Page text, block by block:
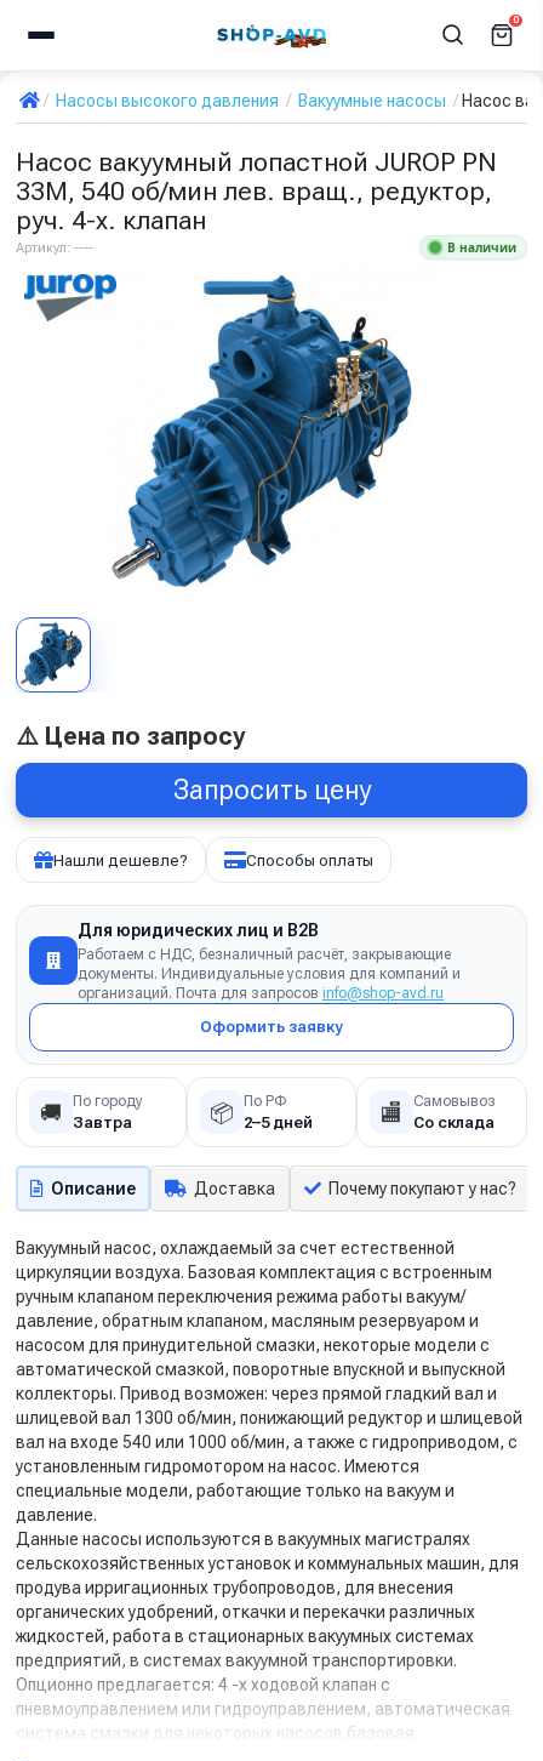
0
Насосы высокого давления Вакуумные насосы Насос
Насос вакуумный лопастной JUROP PN
33M, 540 об/мин лев. вращ., редуктор,
руч. 4-х. клапан
Артикул: ---- В наличии
⚠️ Цена по запросу
Запросить цену
Нашли дешевле? Способы оплаты
Для юридических лиц и B2B
Работаем с НДС, безналичный расчёт, закрывающие
документы. Индивидуальные условия для компаний и
организаций. Почта для запросов info@shop-avd.ru
Оформить заявку
🚚 По городу
Завтра 📦 По РФ
2–5 дней 🏬 Самовывоз
Со склада
Описание Доставка Почему покупают у нас?
Вакуумный насос, охлаждаемый за счет естественной
циркуляции воздуха. Базовая комплектация с встроенным
ручным клапаном переключения режима работы вакуум/
давление, обратным клапаном, масляным резервуаром и
насосом для принудительной смазки, некоторые модели с
автоматической смазкой, поворотные впускной и выпускной
коллекторы. Привод возможен: через прямой гладкий вал и
шлицевой вал 1300 об/мин, понижающий редуктор и шлицевой
вал на входе 540 или 1000 об/мин, а также с гидроприводом, с
установленным гидромотором на насос. Имеются
специальные модели, работающие только на вакуум и
давление.
Данные насосы используются в вакуумных магистралях
сельскохозяйственных установок и коммунальных машин, для
продува ирригационных трубопроводов, для внесения
органических удобрений, откачки и перекачки различных
жидкостей, работа в стационарных вакуумных системах
предприятий, в системах вакуумной транспортировки.
Опционно предлагается: 4 -х ходовой клапан с
пневмоуправлением или гидроуправлением, автоматическая
система смазки для некоторых насосов базовая